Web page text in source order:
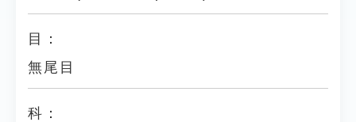
目：
無尾目
科：